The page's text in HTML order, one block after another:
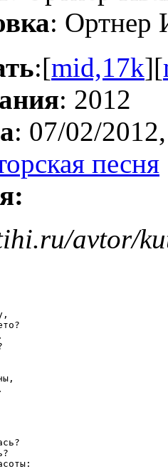
: Ортнер
:[mid,17k][
: 2012
: 07/02/
песня
avtor/